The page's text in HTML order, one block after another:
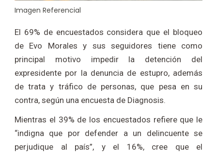
Imagen Referencial
El 69% de encuestados considera que el bloqueo
de Evo Morales y sus seguidores tiene como
principal motivo impedir la detención del
expresidente por la denuncia de estupro, además
de trata y tráfico de personas, que pesa en su
contra, según una encuesta de Diagnosis.
Mientras el 39% de los encuestados refiere que le
“indigna que por defender a un delincuente se
perjudique al país”, y el 16%, cree que el